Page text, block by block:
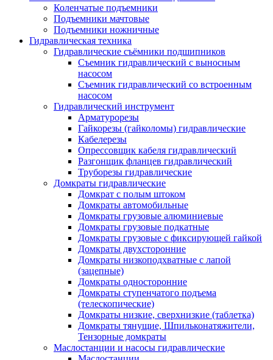
Коленчатые подъемники
Подъемники мачтовые
Подъемники ножничные
Гидравлическая техника
Гидравлические съёмники подшипников
Съемник гидравлический с выносным
насосом
Съемник гидравлический со встроенным
насосом
Гидравлический инструмент
Арматурорезы
Гайкорезы (гайколомы) гидравлические
Кабелерезы
Опрессовщик кабеля гидравлический
Разгонщик фланцев гидравлический
Труборезы гидравлические
Домкраты гидравлические
Домкрат с полым штоком
Домкраты автомобильные
Домкраты грузовые алюминиевые
Домкраты грузовые подкатные
Домкраты грузовые с фиксирующей гайкой
Домкраты двухсторонние
Домкраты низкоподхватные с лапой
(зацепные)
Домкраты односторонние
Домкраты ступенчатого подъема
(телескопические)
Домкраты низкие, сверхнизкие (таблетка)
Домкраты тянущие, Шпильконатяжители,
Тензорные домкраты
Маслостанции и насосы гидравлические